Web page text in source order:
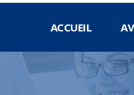
ACCUEIL